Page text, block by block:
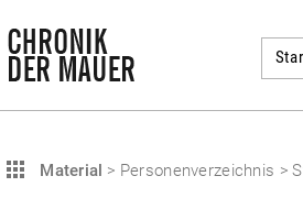
Material > Personenverzeichnis >